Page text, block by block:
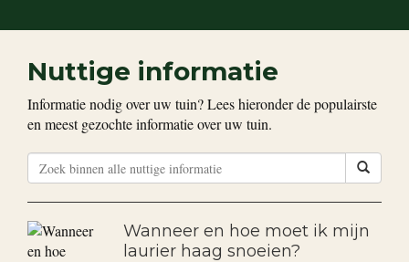
Nuttige informatie
Informatie nodig over uw tuin? Lees hieronder de populairste
en meest gezochte informatie over uw tuin.
Wanneer en hoe moet ik mijn
laurier haag snoeien?